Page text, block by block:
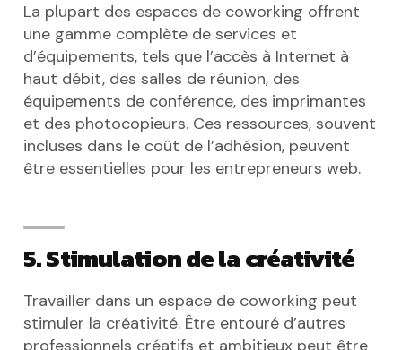
La plupart des espaces de coworking offrent
une gamme complète de services et
d’équipements, tels que l’accès à Internet à
haut débit, des salles de réunion, des
équipements de conférence, des imprimantes
et des photocopieurs. Ces ressources, souvent
incluses dans le coût de l’adhésion, peuvent
être essentielles pour les entrepreneurs web.
5. Stimulation de la créativité
Travailler dans un espace de coworking peut
stimuler la créativité. Être entouré d’autres
professionnels créatifs et ambitieux peut être